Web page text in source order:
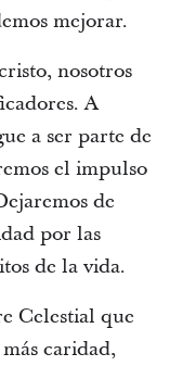
mejorar.
nosotros
A
a ser parte de
el impulso
de
por las
de la vida.
Celestial que
caridad,